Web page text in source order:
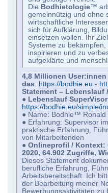
Die Bodhietologie™
gemeinnützig und ohne
wirtschaftliche
sich für Aufklärung,
einsetzen wollen. Ihr
Systeme zu
inspirieren und zu
aufgeklärte und
4,8 Millionen User:innen
das: https://bodhie.eu -
Statement – Lebenslauf
● Lebenslauf
https://bodhie.eu/simple/
● Name: Bodhie™ Ronald
● Erfahrung: Supervisor
praktische Erfahrung,
von Mitarbeitenden
● Onlineprofil / Kontext:
2020, 64.902 Zugriffe,
Dieses Statement
berufliche Erfahrung,
Arbeitsbereitschaft. Ich
der Bearbeitung meiner
Bewerbungsaktivitäten zu